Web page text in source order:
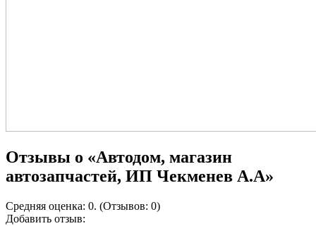
Отзывы о «Автодом, магазин
автозапчастей, ИП Чекменев А.А»
Средняя оценка: 0. (Отзывов: 0)
Добавить отзыв: